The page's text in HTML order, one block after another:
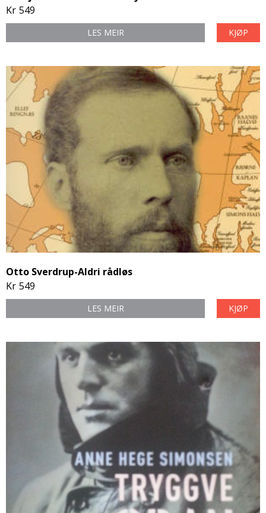
Kr 549
LES MEIR KJØP
Otto Sverdrup-Aldri rådløs
Kr 549
LES MEIR KJØP